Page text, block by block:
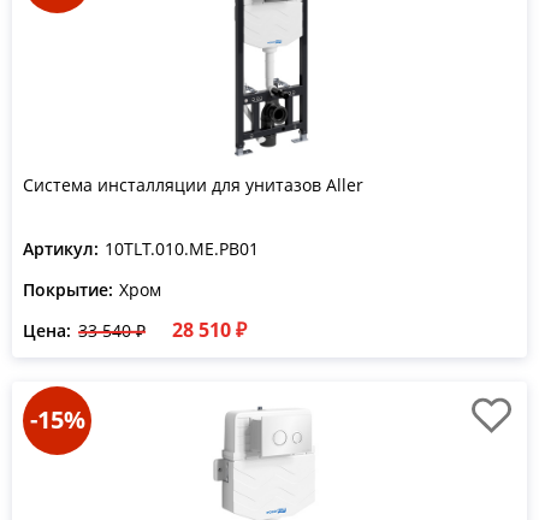
Система инсталляции для унитазов Aller
Артикул: 10TLT.010.ME.PB01
Покрытие: Хром
Цена: 33 540 ₽ 28 510 ₽
-15%